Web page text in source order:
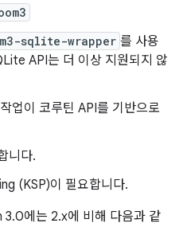
sqlite-wrapper 를 사용
API는 더 이상 지원되지 않
업이 코루틴 API를 기반으로
니다.
(KSP)이 필요합니다.
에는 2.x에 비해 다음과 같